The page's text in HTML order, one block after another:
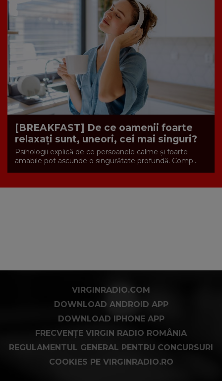
[BREAKFAST] De ce oamenii foarte
relaxați sunt, uneori, cei mai singuri?
Psihologii explică de ce persoanele calme și foarte
amabile pot ascunde o singurătate profundă. Comp...
VIRGINRADIO.COM
DOWNLOAD ANDROID APP
DOWNLOAD IPHONE APP
FRECVENȚE VIRGIN RADIO ROMÂNIA
REGULAMENTUL GENERAL PENTRU CONCURSURI
COOKIES PE VIRGINRADIO.RO